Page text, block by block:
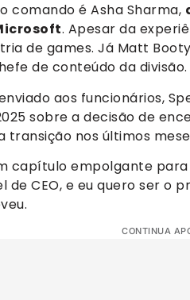
comando é Asha Sharma,
. Apesar da
de games. Já Matt
de conteúdo da divisão.
aos funcionários,
sobre a decisão de
transição nos últimos
capítulo empolgante
de CEO, e eu quero ser o
CONTINUA